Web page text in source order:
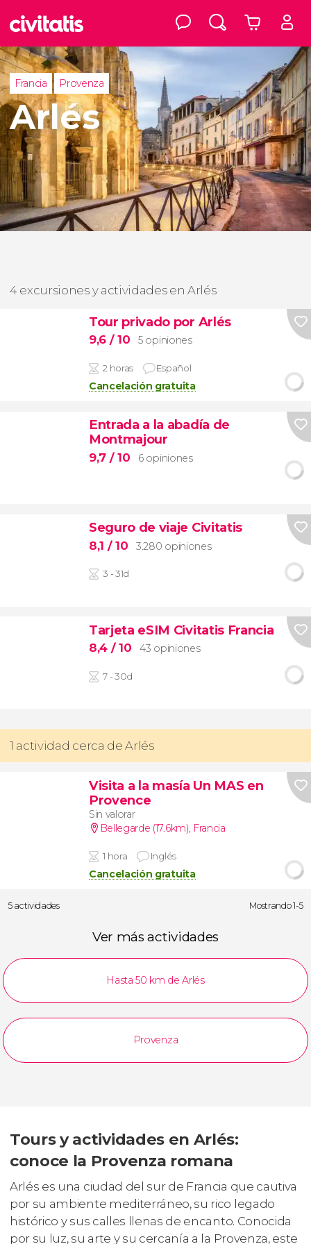
Francia Provenza
Arlés
4 excursiones y actividades en Arlés
Tour privado por Arlés
9,6 / 10 5 opiniones
2 horas Español
Cancelación gratuita
Entrada a la abadía de
Montmajour
9,7 / 10 6 opiniones
Seguro de viaje Civitatis
8,1 / 10 3.280 opiniones
3 - 31d
Tarjeta eSIM Civitatis Francia
8,4 / 10 43 opiniones
7 - 30d
1 actividad cerca de Arlés
Visita a la masía Un MAS en
Provence
Sin valorar
Bellegarde (17.6km), Francia
1 hora Inglés
Cancelación gratuita
5 actividades Mostrando 1-5
Ver más actividades
Hasta 50 km de Arlés
Provenza
Tours y actividades en Arlés:
conoce la Provenza romana
Arlés es una ciudad del sur de Francia que cautiva
por su ambiente mediterráneo, su rico legado
histórico y sus calles llenas de encanto. Conocida
por su luz, su arte y su cercanía a la Provenza, este